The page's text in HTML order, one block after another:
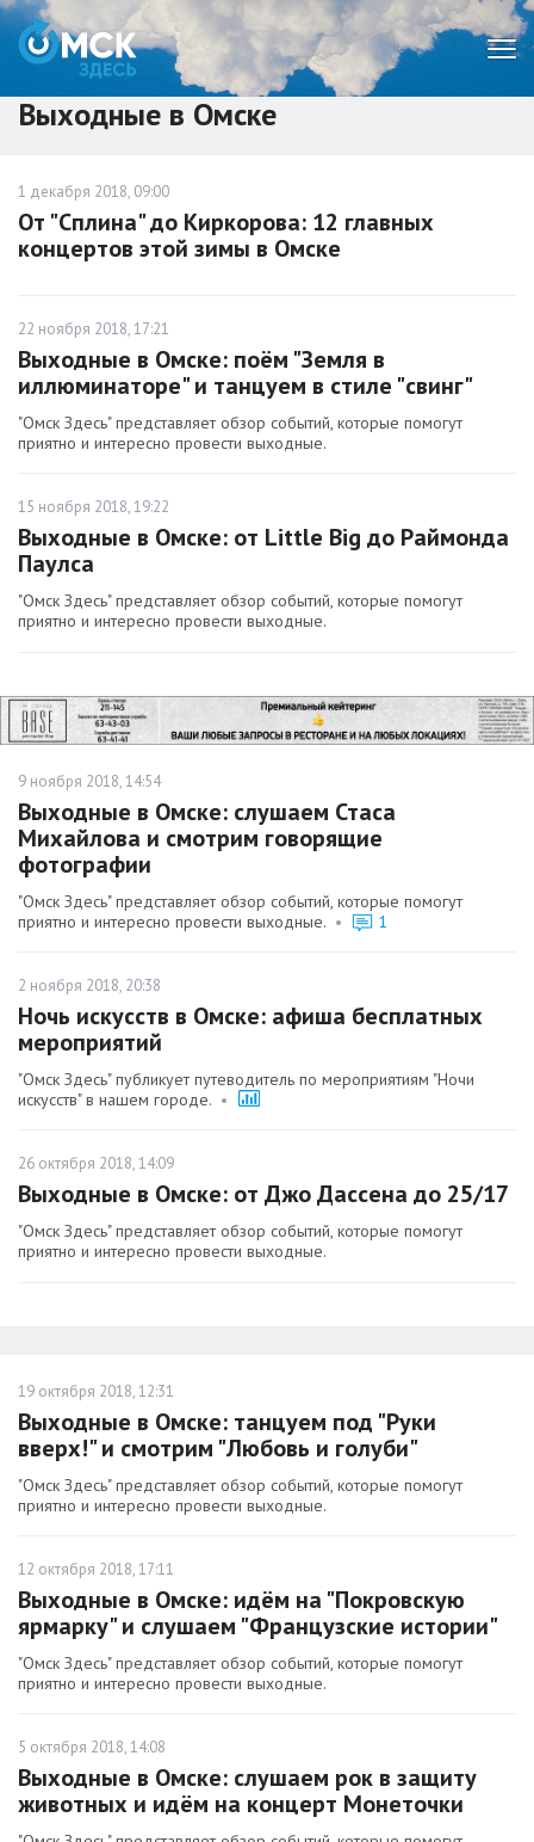
Выходные в Омске
1 декабря 2018, 09:00
От "Сплина" до Киркорова: 12 главных
концертов этой зимы в Омске
22 ноября 2018, 17:21
Выходные в Омске: поём "Земля в
иллюминаторе" и танцуем в стиле "свинг"
"Омск Здесь" представляет обзор событий, которые помогут
приятно и интересно провести выходные.
15 ноября 2018, 19:22
Выходные в Омске: от Little Big до Раймонда
Паулса
"Омск Здесь" представляет обзор событий, которые помогут
приятно и интересно провести выходные.
9 ноября 2018, 14:54
Выходные в Омске: слушаем Стаса
Михайлова и смотрим говорящие
фотографии
"Омск Здесь" представляет обзор событий, которые помогут
приятно и интересно провести выходные. • 1
2 ноября 2018, 20:38
Ночь искусств в Омске: афиша бесплатных
мероприятий
"Омск Здесь" публикует путеводитель по мероприятиям "Ночи
искусств" в нашем городе. •
26 октября 2018, 14:09
Выходные в Омске: от Джо Дассена до 25/17
"Омск Здесь" представляет обзор событий, которые помогут
приятно и интересно провести выходные.
19 октября 2018, 12:31
Выходные в Омске: танцуем под "Руки
вверх!" и смотрим "Любовь и голуби"
"Омск Здесь" представляет обзор событий, которые помогут
приятно и интересно провести выходные.
12 октября 2018, 17:11
Выходные в Омске: идём на "Покровскую
ярмарку" и слушаем "Французские истории"
"Омск Здесь" представляет обзор событий, которые помогут
приятно и интересно провести выходные.
5 октября 2018, 14:08
Выходные в Омске: слушаем рок в защиту
животных и идём на концерт Монеточки